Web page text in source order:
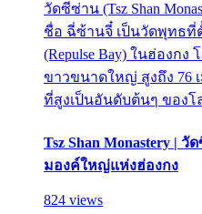
วัดซีซ่าน (Tsz Shan
ชื่อ ฉี่ซ้านจี๋ เป็นวัดพุทธที่
(Repulse Bay) ในฮ่องก
ขาวขนาดใหญ่ สูงถึง 76
ที่สูงเป็นอันดับต้นๆ ของโ
Tsz Shan Monastery |
มองค์ใหญ่แห่งฮ่องกง
824 views